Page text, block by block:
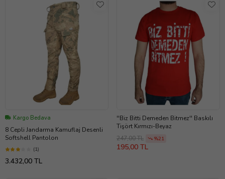
Kargo Bedava
8 Cepli Jandarma Kamuflaj Desenli
Softshell Pantolon
(1)
3.432,00 TL
''Biz Bitti Demeden Bitmez'' Baskılı
Tişört Kırmızı-Beyaz
247,00 TL
%21
195,00 TL